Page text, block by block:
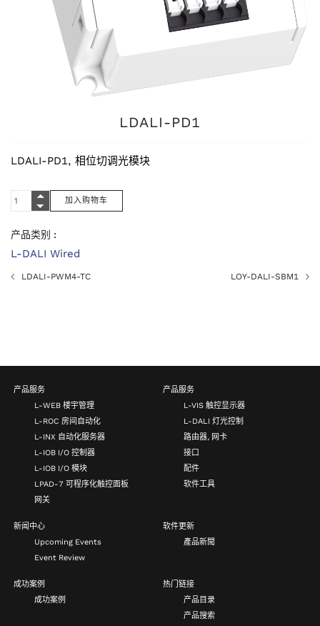
LDALI-PD1
LDALI-PD1, 相位切调光模块
产品类别 :
L-DALI Wired
LDALI-PWM4-TC LOY-DALI-SBM1
产品服务
L-WEB 楼宇管理
L-ROC 房间自动化
L-INX 自动化服务器
L-IOB I/O 控制器
L-IOB I/O 模块
LPAD-7 可程序化触控面板
网关
产品服务
L-VIS 触控显示器
L-DALI 灯光控制
路由器, 网卡
接口
配件
软件工具
新闻中心
Upcoming Events
Event Review
软件更新
產品新聞
成功案例
成功案例
热门链接
产品目录
产品搜索